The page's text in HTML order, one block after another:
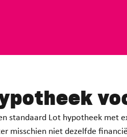
standaard Lot hypotheek met
misschien niet dezelfde